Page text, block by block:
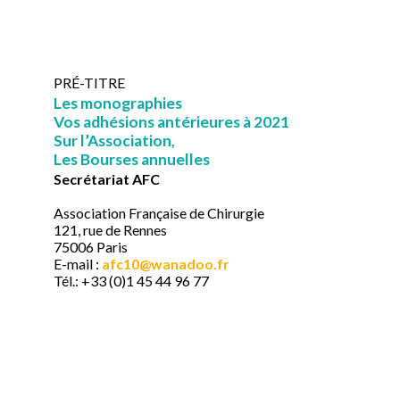
PRÉ-TITRE
Les monographies
Vos adhésions antérieures à 2021
Sur l’Association,
Les Bourses annuelles
Secrétariat AFC
Association Française de Chirurgie
121, rue de Rennes
75006 Paris
E-mail : afc10@wanadoo.fr​
Tél.: +33 (0)1 45 44 96 77